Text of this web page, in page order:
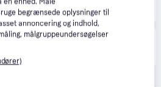
15.737 kr.
butik , som ikke er betalende
begrænsede oplysninger til
annoncering og indhold,
målgruppeundersøgelser